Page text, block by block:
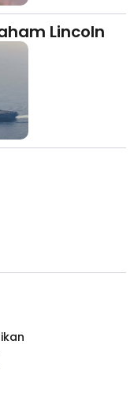
Lincoln